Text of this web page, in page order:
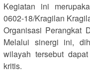
Kegiatan ini
0602-18/Kragilan
Organisasi Perangkat
Melalui sinergi ini,
wilayah tersebut
kritis.